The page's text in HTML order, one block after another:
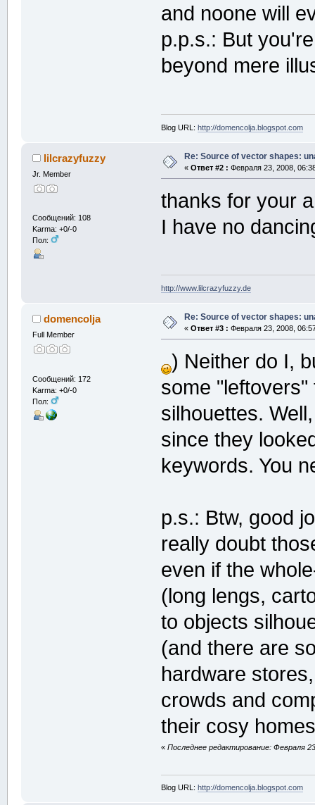
and noone will
p.p.s.: But
beyond mere
Blog URL:http://domencolja.blogspot.com
lilcrazyfuzzy
Jr. Member
Сообщений: 108
Karma: +0/-0
Пол:
Re: Source of vector shapes:
« Ответ #2 : Февраля 23, 2008,
thanks for your
I have no
http://www.lilcrazyfuzzy.de
domencolja
Full Member
Сообщений: 172
Karma: +0/-0
Пол:
Re: Source of vector shapes:
« Ответ #3 : Февраля 23, 2008,
) Neither do I,
some
silhouettes.
since they
keywords. You
p.s.: Btw, good
really doubt
even if the
(long lengs,
to objects
(and there are
hardware
crowds and
their cosy
«Последнее редактирование: Февраля
Blog URL: http://domencolja.blogspot.com